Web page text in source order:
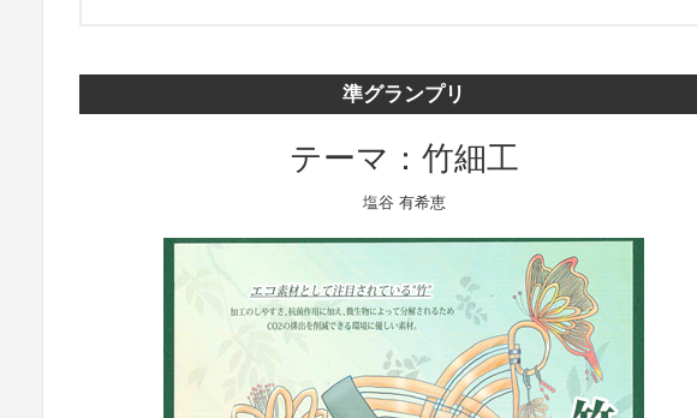
準グランプリ
テーマ：竹細工
塩谷 有希恵